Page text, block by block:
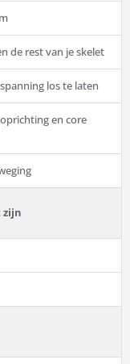
de rest van je skelet
los te laten
en core
zijn